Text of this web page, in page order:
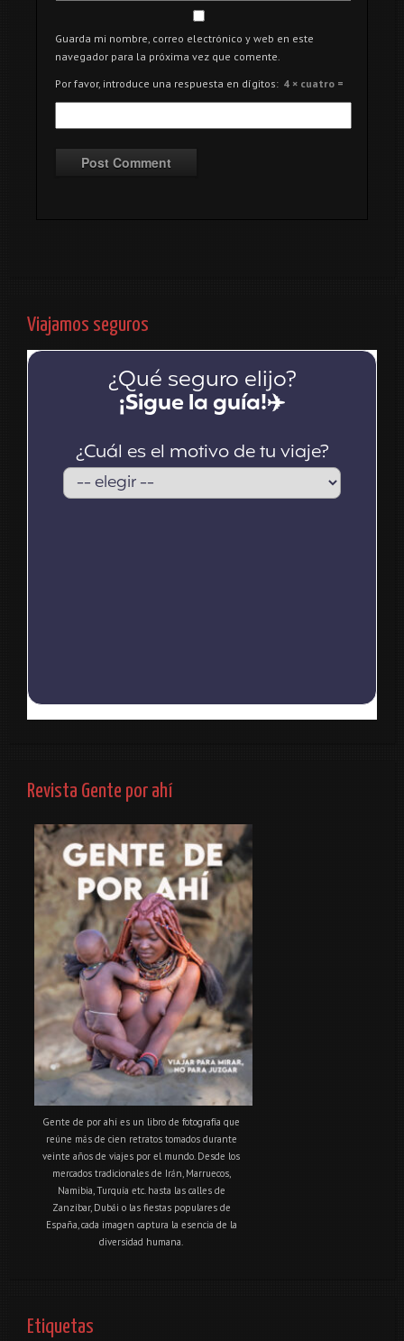
Guarda mi nombre, correo electrónico y web en este
navegador para la próxima vez que comente.
Por favor, introduce una respuesta en dígitos: 4 × cuatro =
Viajamos seguros
Revista Gente por ahí
Gente de por ahí es un libro de fotografía que
reúne más de cien retratos tomados durante
veinte años de viajes por el mundo. Desde los
mercados tradicionales de Irán, Marruecos,
Namibia, Turquía etc. hasta las calles de
Zanzíbar, Dubái o las fiestas populares de
España, cada imagen captura la esencia de la
diversidad humana.
Etiquetas